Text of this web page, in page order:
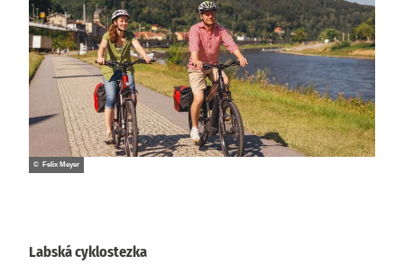
© Felix Meyer
Labská cyklostezka